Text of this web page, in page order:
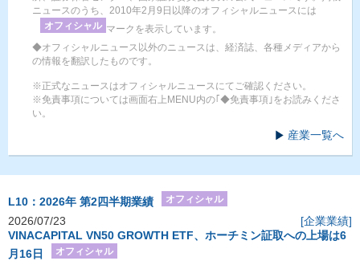
ニュースのうち、2010年2月9日以降のオフィシャルニュースには
オフィシャル マークを表示しています。
◆オフィシャルニュース以外のニュースは、経済誌、各種メディアから
の情報を翻訳したものです。
※正式なニュースはオフィシャルニュースにてご確認ください。
※免責事項については画面右上MENU内の｢◆免責事項｣をお読みくださ
い。
産業一覧へ
L10：2026年 第2四半期業績 オフィシャル
2026/07/23
[企業業績]
VINACAPITAL VN50 GROWTH ETF、ホーチミン証取への上場は6
月16日
オフィシャル